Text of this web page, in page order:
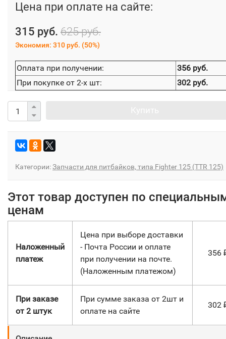
Цена при оплате на сайте:
315 руб. 625 руб.
Экономия: 310 руб. (50%)
Оплата при получении:
356 руб.
При покупке от 2-х шт:
302 руб.
Категории:Запчасти для питбайков, типа Fighter 125 (TTR 125)
Этот товар доступен по
ценам
Наложенный
платеж
Цена при выборе доставки
- Почта России и оплате
при получении на почте.
(Наложенным платежом)
356
При заказе
от 2 штук
При сумме заказа от 2шт и
оплате на сайте
302